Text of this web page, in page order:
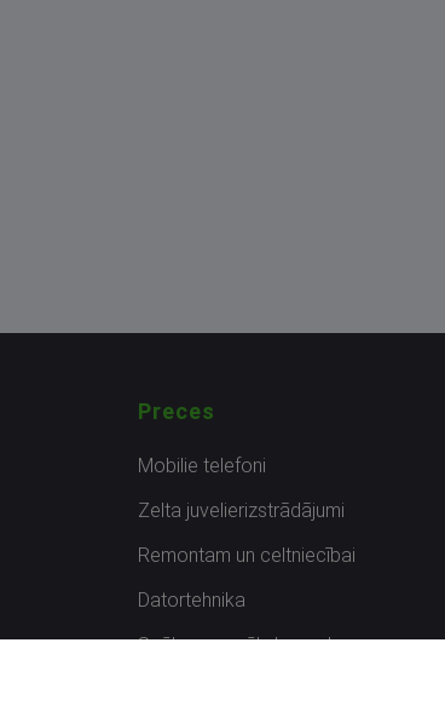
Preces
Mobilie telefoni
Zelta juvelierizstrādājumi
Remontam un celtniecībai
Datortehnika
Spēles un spēļu konsoles